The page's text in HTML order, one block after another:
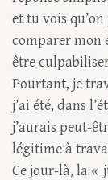
et tu vois
comparer mon
être
Pourtant, je
j’ai été, dans
j’aurais peut-
légitime à
Ce jour-là, la «